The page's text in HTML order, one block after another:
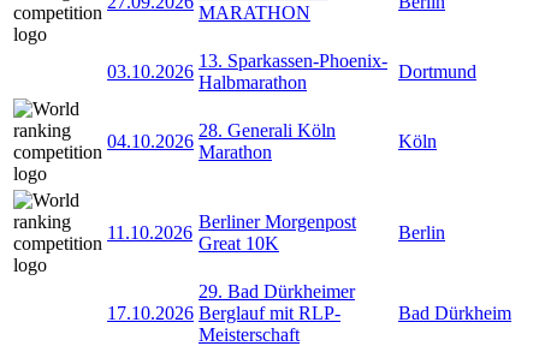
MARATHON
03.10.2026
13. Sparkassen-Phoenix-
Halbmarathon
Dortmund
04.10.2026
28. Generali Köln
Marathon
Köln
11.10.2026
Berliner Morgenpost
Great 10K
Berlin
17.10.2026
29. Bad Dürkheimer
Berglauf mit RLP-
Meisterschaft
Bad Dürkheim